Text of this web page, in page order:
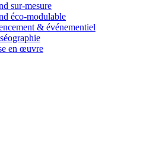
sur-mesure
éco-modulable
& événementiel
en œuvre